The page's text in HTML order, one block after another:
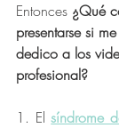
Entonces ¿Qué
presentarse si
dedico a los
profesional?
1. El síndrome